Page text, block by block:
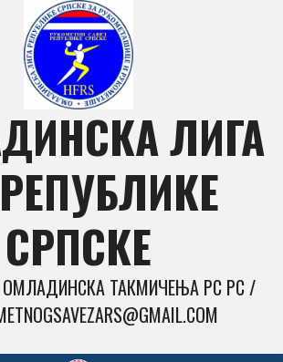
ЛИГА
СРПСКЕ
ОМЛАДИНСКА ТАКМИЧЕЊА РС РС /